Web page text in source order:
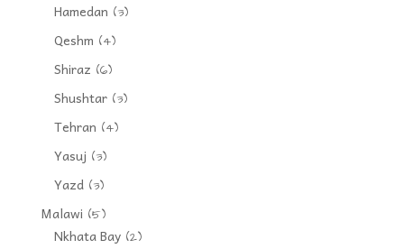
Hamedan (3)
Qeshm (4)
Shiraz (6)
Shushtar(3)
Tehran (4)
Yasuj (3)
Yazd(3)
Malawi (5)
Nkhata Bay(2)